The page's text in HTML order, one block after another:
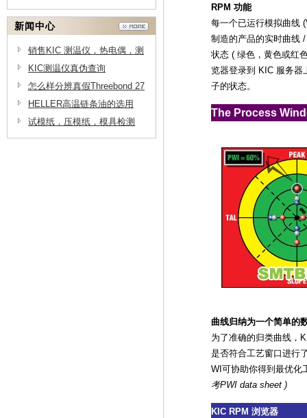
新闻中心
销售KIC 测温仪，热电偶，测
温线供应商，测温线原理-上海
长磐电子
KIC测温仪真伪查询
怎么样分辨真假Threebond 27
06三键脱脂剂
HELLER高温链条油的选用
试模纸，压模纸，模具检测
纸，模具检查纸在半导体模具
RPM 功能
每一个已运行模拟曲线
制造的产品的实时曲线
状态 ( 绿色，黄色或红
览器登录到 KIC 服务器
子的状态。
The Process
曲线归纳为一个简单的
为了准确的归类曲线，
是否符合工艺窗口进行
WI可协助你得到最优化
考PWI data sheet )
KIC RPM 浏览器